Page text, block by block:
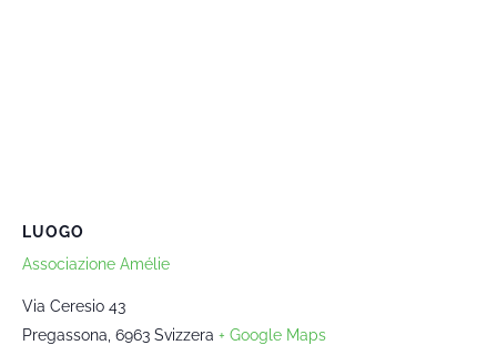
LUOGO
Associazione Amélie
Via Ceresio 43
Pregassona 6963 Svizzera + Google Maps